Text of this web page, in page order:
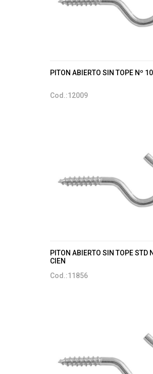
PITON ABIERTO SIN TOPE Nº
Cod.:12009
PITON ABIERTO SIN TOPE STD
CIEN
Cod.:11856